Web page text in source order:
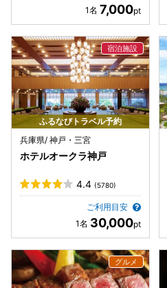
7,000
ふるなびトラベル予約
兵庫県/ 神戸・三宮
ホテルオークラ神戸
4.4 (5780)
ご利用目安
30,000